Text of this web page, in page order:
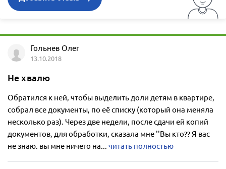
Гольнев Олег
13.10.2018
Не хвалю
Обратился к ней, чтобы выделить доли детям в квартире,
собрал все документы, по её списку (который она меняла
несколько раз). Через две недели, после сдачи ей копий
документов, для обработки, сказала мне ''Вы кто?? Я вас
не знаю. вы мне ничего на... читать полностью